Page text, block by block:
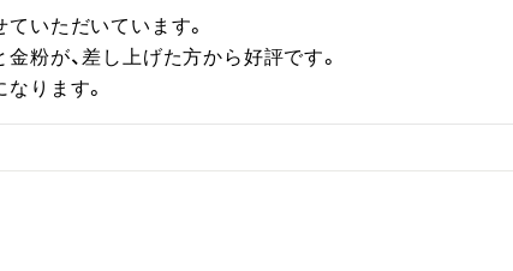
いただいています。
粉が、差し上げた方から好評です。
ります。